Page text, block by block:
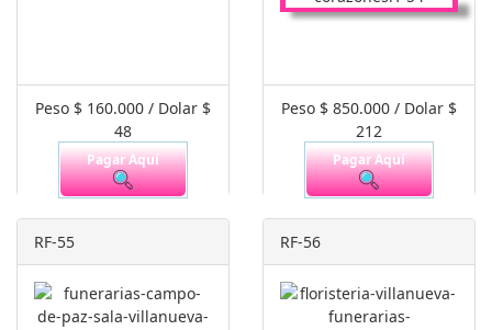
Peso $ 160.000 / Dolar $
48
Pagar Aquí
Peso $ 850.000 / Dolar $
212
Pagar Aquí
RF-55 RF-56